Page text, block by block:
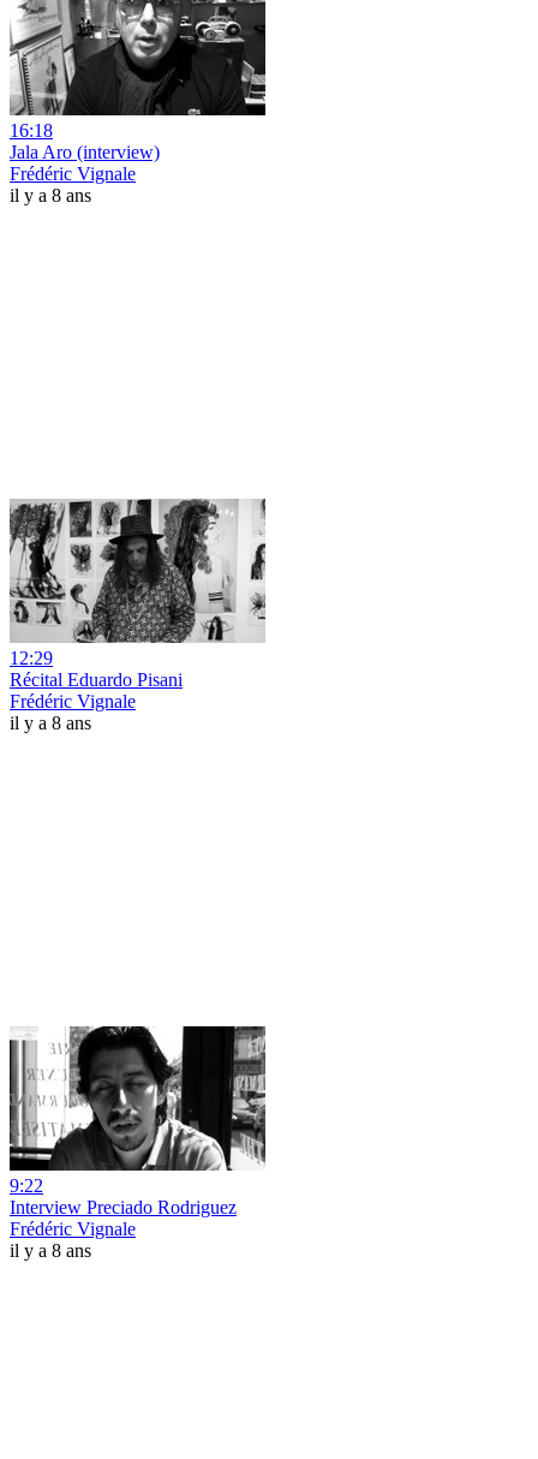
16:18
Jala Aro (interview)
Frédéric Vignale
il y a 8 ans
12:29
Récital Eduardo Pisani
Frédéric Vignale
il y a 8 ans
9:22
Interview Preciado Rodriguez
Frédéric Vignale
il y a 8 ans